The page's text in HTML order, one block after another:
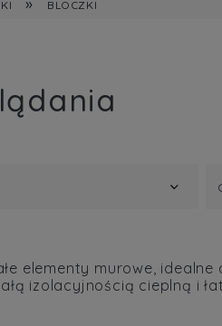
BLOCZKI
elementy murowe,
izolacyjnością cieplną i